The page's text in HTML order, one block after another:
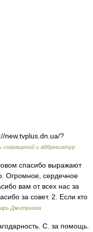
new.tvplus.dn.ua/?
сокращений и аббревиатур
спасибо выражают
Огромное, сердечное
вам от всех нас за
за совет. 2. Если кто
Дмитриева
С. за помощь.